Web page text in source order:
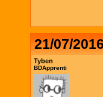
21/07/
Tyben
BDApprenti